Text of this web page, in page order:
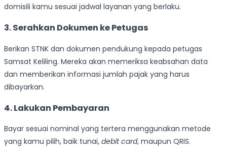
domisili kamu sesuai jadwal layanan yang berlaku.
3. Serahkan Dokumen ke Petugas
Berikan STNK dan dokumen pendukung kepada petugas
Samsat Keliling. Mereka akan memeriksa keabsahan data
dan memberikan informasi jumlah pajak yang harus
dibayarkan.
4. Lakukan Pembayaran
Bayar sesuai nominal yang tertera menggunakan metode
yang kamu pilih, baik tunai, debit card, maupun QRIS.